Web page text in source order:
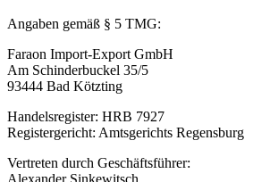
Angaben gemäß § 5 TMG:
Faraon Import-Export GmbH
Am Schinderbuckel 35/5
93444 Bad Kötzting
Handelsregister: HRB 7927
Registergericht: Amtsgerichts Regensburg
Vertreten durch Geschäftsführer: